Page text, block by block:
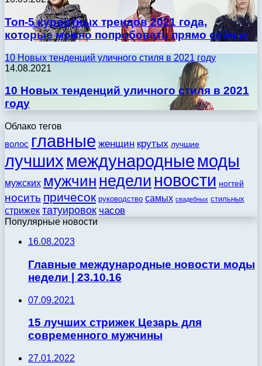
Топ-5 курортных трендов 2021 года,
которые можно попробовать прямо сейчас
10 Новых тенденций уличного стиля в 2021 году
14.08.2021
10 Новых тенденций уличного стиля в 2021
году
Облако тегов
волос главные женщин крутых лучшие
лучших международные моды
мужских мужчин недели новости ногтей
носить причесок руководство самых свадебных стильных
стрижек татуировок часов
Популярные новости
16.08.2023
Главные международные новости моды
недели | 23.10.16
07.09.2021
15 лучших стрижек Цезарь для
современного мужчины
27.01.2022